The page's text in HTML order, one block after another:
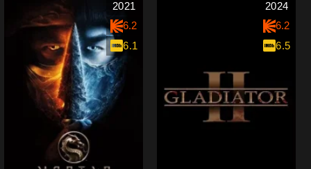
2021
6.2
6.1
2024
6.2
6.5